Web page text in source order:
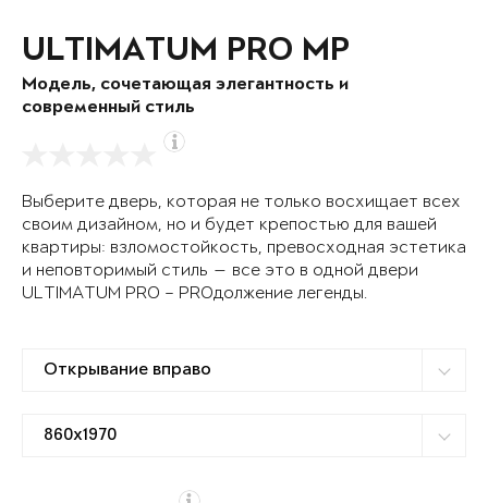
ULTIMATUM PRO MP
Модель, сочетающая элегантность и
современный стиль
Выберите дверь, которая не только восхищает всех
своим дизайном, но и будет крепостью для вашей
квартиры: взломостойкость, превосходная эстетика
и неповторимый стиль — все это в одной двери
ULTIMATUM PRO – PROдолжение легенды.